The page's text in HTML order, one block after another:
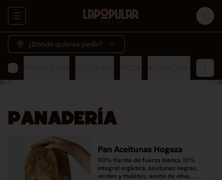
Abrir menu de navegación
¿Dónde quieres pedir?
PANADERÍA
Pan Aceitunas Hogaza
90% Harina de fuerza blanca 10%
integral orgánica, aceitunas negras,
verdes y mulatas, aceite de oliva,